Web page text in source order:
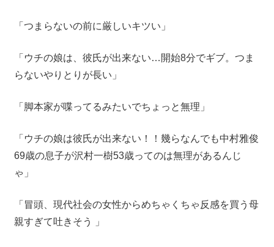
「つまらないの前に厳しいキツい」
「ウチの娘は、彼氏が出来ない…開始8分でギブ。つま
らないやりとりが長い」
「脚本家が喋ってるみたいでちょっと無理」
「ウチの娘は彼氏が出来ない！！幾らなんでも中村雅俊
69歳の息子が沢村一樹53歳ってのは無理があるんじ
ゃ」
「冒頭、現代社会の女性からめちゃくちゃ反感を買う母
親すぎて吐きそう 」